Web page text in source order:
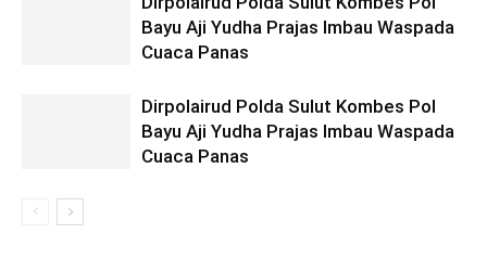
Bayu Aji Yudha Prajas Imbau Waspada
Cuaca Panas
Dirpolairud Polda Sulut Kombes Pol
Bayu Aji Yudha Prajas Imbau Waspada
Cuaca Panas